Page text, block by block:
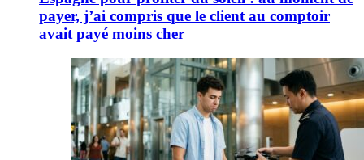
payer, j’ai compris que le client au comptoir
avait payé moins cher